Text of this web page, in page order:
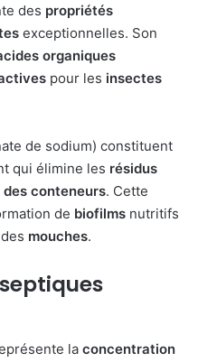
des propriétés
exceptionnelles. Son
organiques
pour les insectes
de sodium) constituent
qui élimine les résidus
des conteneurs. Cette
de biofilms nutritifs
des mouches.
la concentration